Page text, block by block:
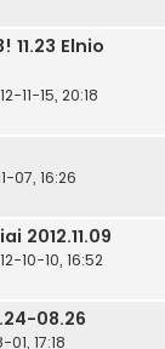
11.23 Elnio
11-15, 20:18
07, 16:26
2012.11.09
10-10, 16:52
08.26
17:18